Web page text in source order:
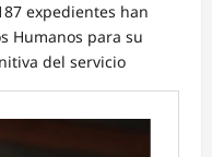
expedientes han
Humanos para su
del servicio